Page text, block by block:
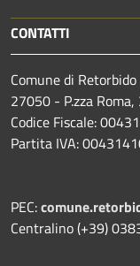
CONTATTI
Comune di Retorbido
27050 - P.zza Roma,
Codice Fiscale:
Partita IVA:
PEC:
Centralino (+39)